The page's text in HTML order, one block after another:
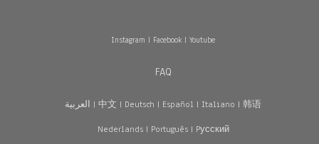
Instagram | Facebook| Youtube
FAQ
العربية | 中文 | Deutsch | Español | Italiano | 韩语
Nederlands| Português| Pусский